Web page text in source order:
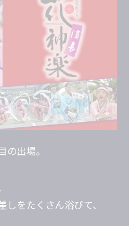
の出場。
をたくさん浴びて、